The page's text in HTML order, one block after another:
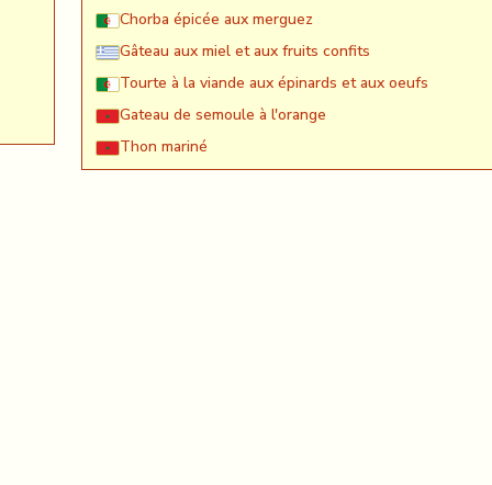
Chorba épicée aux merguez
Gâteau aux miel et aux fruits confits
Tourte à la viande aux épinards et aux oeufs
Gateau de semoule à l'orange
Thon mariné